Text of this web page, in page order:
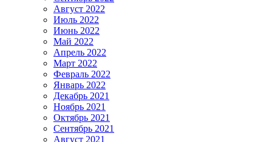
Август 2022
Июль 2022
Июнь 2022
Май 2022
Апрель 2022
Март 2022
Февраль 2022
Январь 2022
Декабрь 2021
Ноябрь 2021
Октябрь 2021
Сентябрь 2021
Август 2021